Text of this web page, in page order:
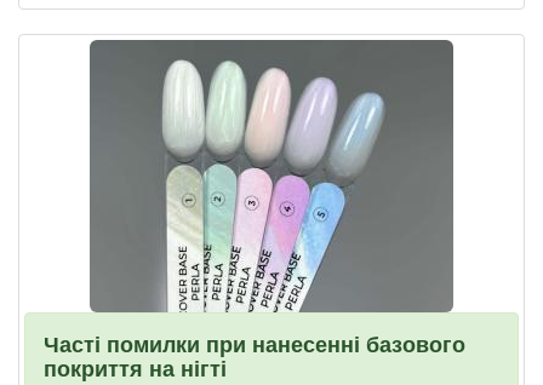
Часті помилки при нанесенні базового
покриття на нігті